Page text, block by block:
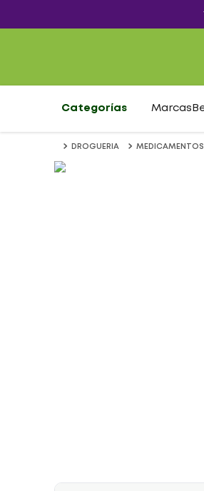
Categorías Marcas
DROGUERIA MEDICAMENTOS